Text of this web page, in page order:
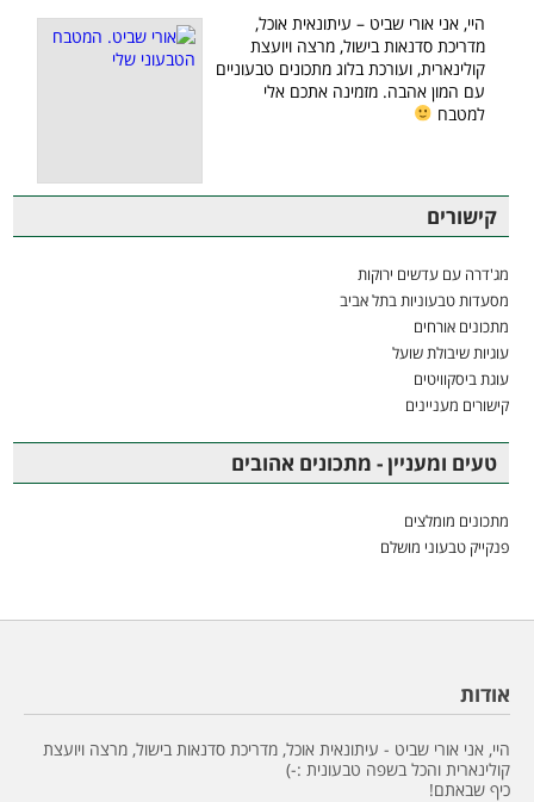
היי, אני אורי שביט – עיתונאית אוכל,
מדריכת סדנאות בישול, מרצה ויועצת
קולינארית, ועורכת בלוג מתכונים טבעוניים
עם המון אהבה. מזמינה אתכם אלי
למטבח
קישורים
מג'דרה עם עדשים ירוקות
מסעדות טבעוניות בתל אביב
מתכונים אורחים
עוגיות שיבולת שועל
עוגת ביסקוויטים
קישורים מעניינים
טעים ומעניין - מתכונים אהובים
מתכונים מומלצים
פנקייק טבעוני מושלם
אודות
היי, אני אורי שביט - עיתונאית אוכל, מדריכת סדנאות בישול, מרצה ויועצת
קולינארית והכל בשפה טבעונית :-)
כיף שבאתם!